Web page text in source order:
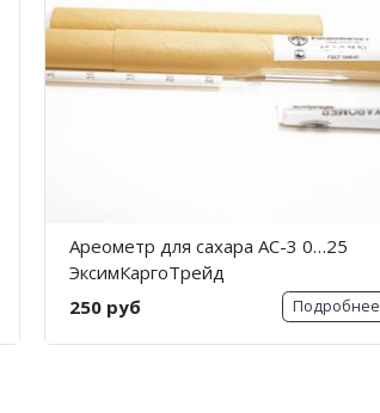
Ареометр для сахара АС-3 0…25
ЭксимКаргоТрейд
250 руб
Подробнее